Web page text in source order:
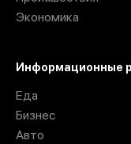
Экономика
Информационные
Еда
Бизнес
Авто